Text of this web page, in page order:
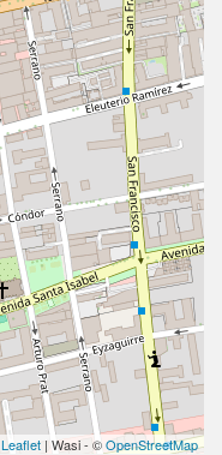
Leaflet | Wasi - ©OpenStreetMap